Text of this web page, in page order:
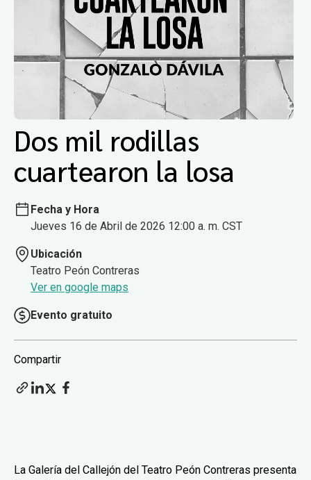
Dos mil rodillas
cuartearon la losa
Fecha y Hora
Jueves 16 de Abril de 2026 12:00 a. m. CST
Ubicación
Teatro Peón Contreras
Ver en google maps
Evento gratuito
Compartir
La Galería del Callejón del Teatro Peón Contreras presenta